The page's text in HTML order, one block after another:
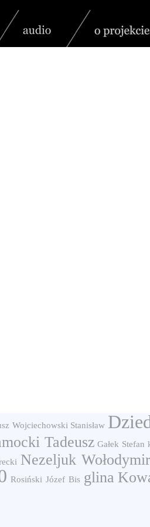
Wojciechowski Stanisław
Tadeusz Gałek Stefan
Nezeljuk Wołodymir
Rosiński Józef Bis glina